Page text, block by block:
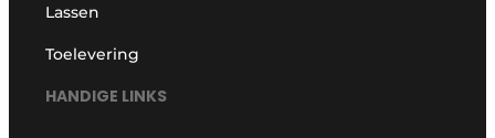
Lassen
Toelevering
HANDIGE LINKS